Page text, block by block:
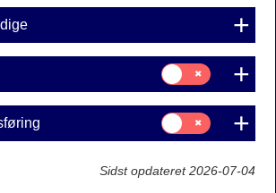
Nordea Asset Management at
hvor salget af kul overstiger 75 pct.
som ikke reelt har mulighed for at
I 2017 blev grænsen sat ned
reducerede Nordea Asset Management
at omsætningen fra termisk kul ikke
grænse på 10 pct., og at omsætningen
(inklusive metallurgisk kul).
Samtykke
til:
Statistik
Samtykke
til:
Markedsføring
Sidst opdateret 2026-07-04